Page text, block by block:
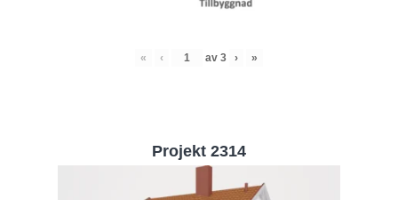
« ‹ av 3 › »
Projekt 2314